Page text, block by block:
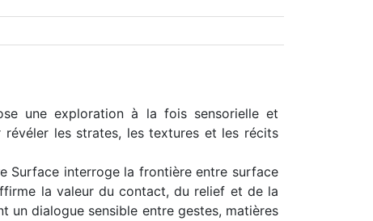
une exploration à la fois sensorielle et
révéler les strates, les textures et les récits
Surface interroge la frontière entre surface
la valeur du contact, du relief et de la
un dialogue sensible entre gestes, matières